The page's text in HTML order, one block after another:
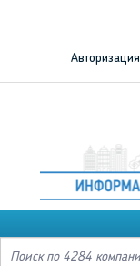
Авторизация